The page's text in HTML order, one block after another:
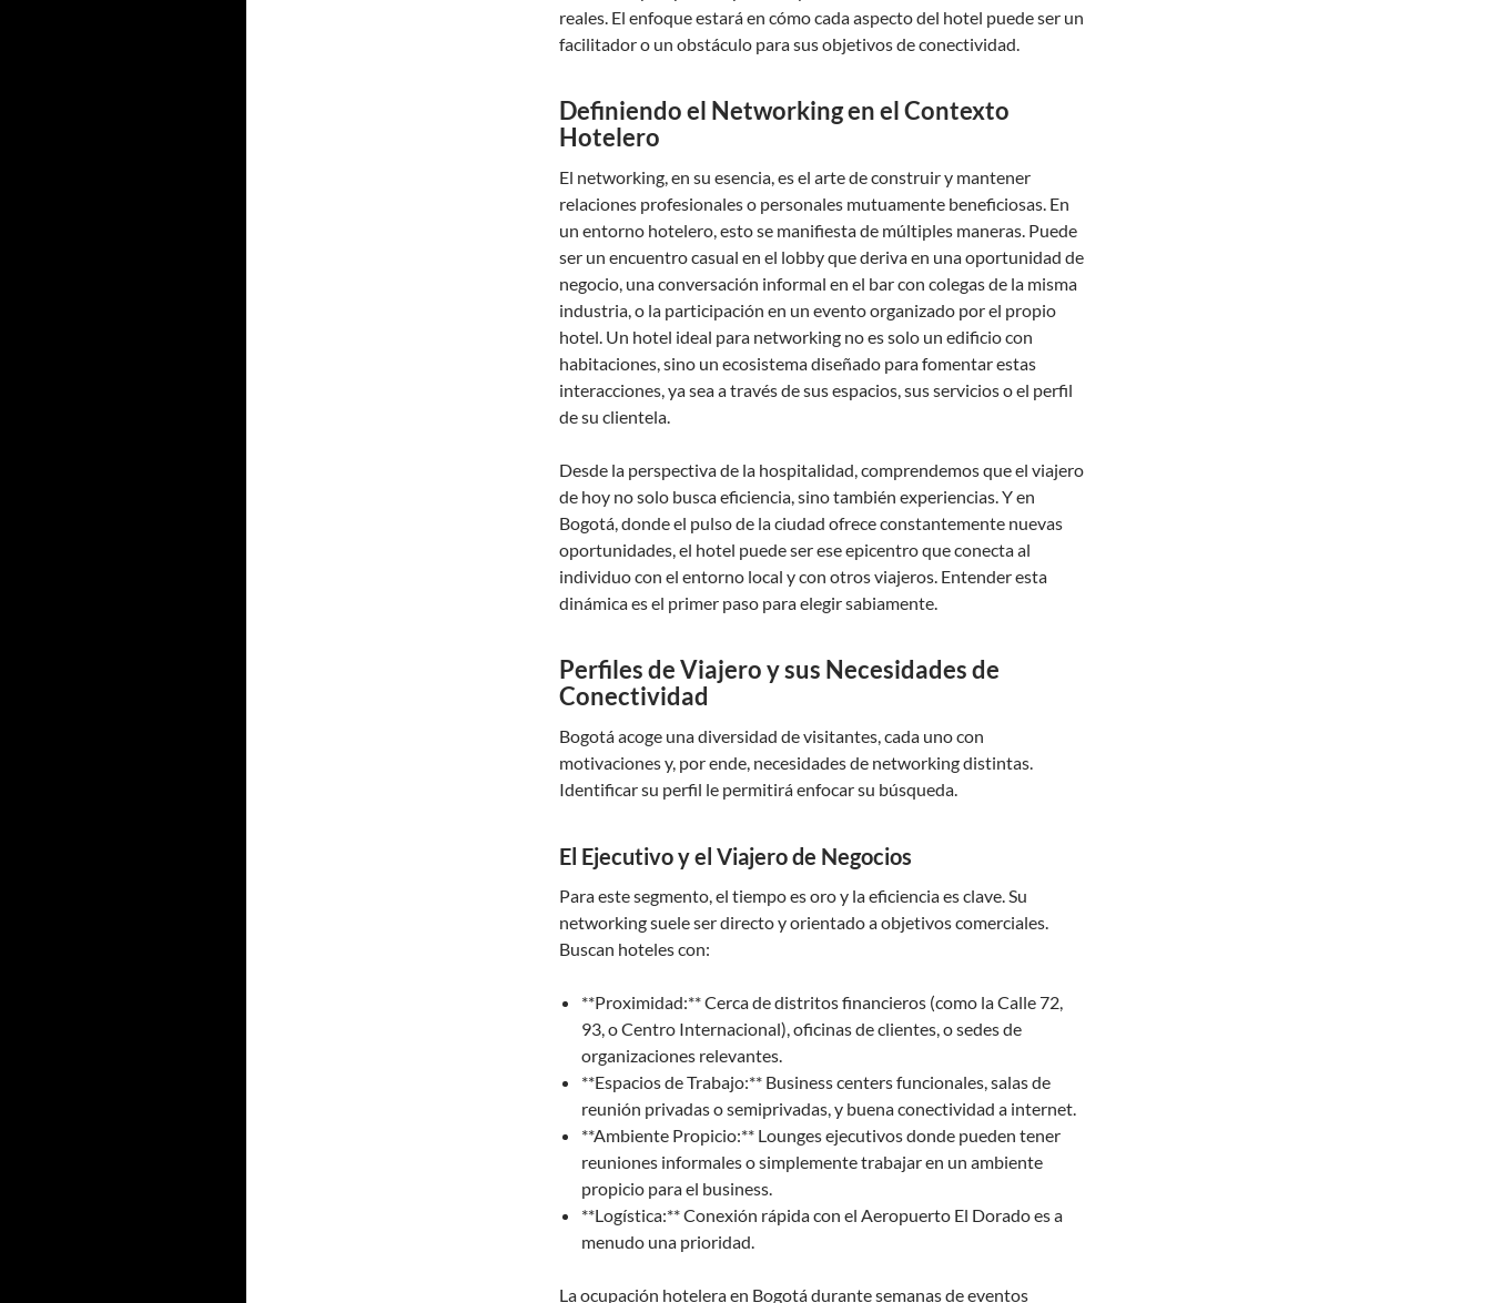
reales. El enfoque estará en cómo cada aspecto del hotel puede ser un
facilitador o un obstáculo para sus objetivos de conectividad.
Definiendo el Networking en el Contexto
Hotelero
El networking, en su esencia, es el arte de construir y mantener
relaciones profesionales o personales mutuamente beneficiosas. En
un entorno hotelero, esto se manifiesta de múltiples maneras. Puede
ser un encuentro casual en el lobby que deriva en una oportunidad de
negocio, una conversación informal en el bar con colegas de la misma
industria, o la participación en un evento organizado por el propio
hotel. Un hotel ideal para networking no es solo un edificio con
habitaciones, sino un ecosistema diseñado para fomentar estas
interacciones, ya sea a través de sus espacios, sus servicios o el perfil
de su clientela.
Desde la perspectiva de la hospitalidad, comprendemos que el viajero
de hoy no solo busca eficiencia, sino también experiencias. Y en
Bogotá, donde el pulso de la ciudad ofrece constantemente nuevas
oportunidades, el hotel puede ser ese epicentro que conecta al
individuo con el entorno local y con otros viajeros. Entender esta
dinámica es el primer paso para elegir sabiamente.
Perfiles de Viajero y sus Necesidades de
Conectividad
Bogotá acoge una diversidad de visitantes, cada uno con
motivaciones y, por ende, necesidades de networking distintas.
Identificar su perfil le permitirá enfocar su búsqueda.
El Ejecutivo y el Viajero de Negocios
Para este segmento, el tiempo es oro y la eficiencia es clave. Su
networking suele ser directo y orientado a objetivos comerciales.
Buscan hoteles con:
**Proximidad:** Cerca de distritos financieros (como la Calle 72,
93, o Centro Internacional), oficinas de clientes, o sedes de
organizaciones relevantes.
**Espacios de Trabajo:** Business centers funcionales, salas de
reunión privadas o semiprivadas, y buena conectividad a internet.
**Ambiente Propicio:** Lounges ejecutivos donde pueden tener
reuniones informales o simplemente trabajar en un ambiente
propicio para el business.
**Logística:** Conexión rápida con el Aeropuerto El Dorado es a
menudo una prioridad.
La ocupación hotelera en Bogotá durante semanas de eventos